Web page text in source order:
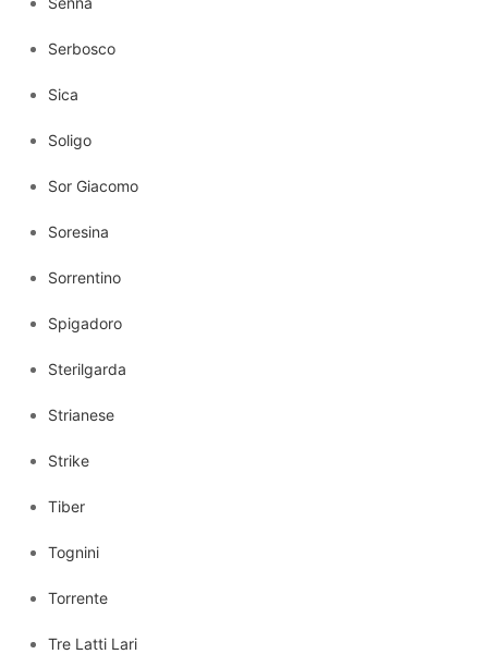
Serbosco
Sica
Soligo
Sor Giacomo
Soresina
Sorrentino
Spigadoro
Sterilgarda
Strianese
Strike
Tiber
Tognini
Torrente
Tre Latti Lari